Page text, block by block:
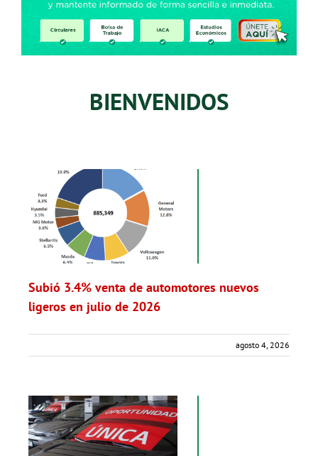
BIENVENIDOS
Subió 3.4% venta de automotores nuevos
ligeros en julio de 2026
agosto 4, 2026